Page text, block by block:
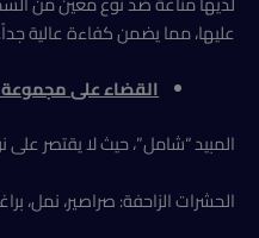
عليها، مما يضمن كفاءة عالية جداً.
القضاء على
المبيد “شامل”، حيث لا يقتصر
الحشرات الزاحفة: صراصير، نمل،